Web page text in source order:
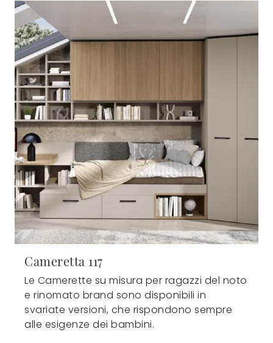
Cameretta 117
Le Camerette su misura per ragazzi del noto
e rinomato brand sono disponibili in
svariate versioni, che rispondono sempre
alle esigenze dei bambini.